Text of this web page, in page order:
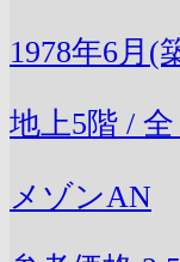
1978年6月(
地上5階 /
メゾンAN